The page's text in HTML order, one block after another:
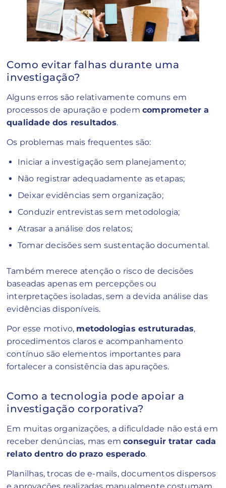
Como evitar falhas durante uma
investigação?
Alguns erros são relativamente comuns em
processos de apuração e podem comprometer a
qualidade dos resultados.
Os problemas mais frequentes são:
Iniciar a investigação sem planejamento;
Não registrar adequadamente as etapas;
Deixar evidências sem organização;
Conduzir entrevistas sem metodologia;
Atrasar a análise dos relatos;
Tomar decisões sem sustentação documental.
Também merece atenção o risco de decisões
baseadas apenas em percepções ou
interpretações isoladas, sem a devida análise das
evidências disponíveis.
Por esse motivo, metodologias estruturadas,
procedimentos claros e acompanhamento
contínuo são elementos importantes para
fortalecer a consistência das apurações.
Como a tecnologia pode apoiar a
investigação corporativa?
Em muitas organizações, a dificuldade não está em
receber denúncias, mas emconseguir tratar cada
relato dentro do prazo esperado.
Planilhas, trocas de e-mails, documentos dispersos
e aprovações realizadas manualmente costumam